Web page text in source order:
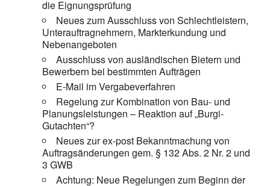
die Eignungsprüfung
Neues zum Ausschluss von Schlechtleistern,
Unterauftragnehmern, Markterkundung und
Nebenangeboten
Ausschluss von ausländischen Bietern und
Bewerbern bei bestimmten Aufträgen
E-Mail im Vergabeverfahren
Regelung zur Kombination von Bau- und
Planungsleistungen – Reaktion auf „Burgi-
Gutachten“?
Neues zur ex-post Bekanntmachung von
Auftragsänderungen gem. § 132 Abs. 2 Nr. 2 und
3 GWB
Achtung: Neue Regelungen zum Beginn der